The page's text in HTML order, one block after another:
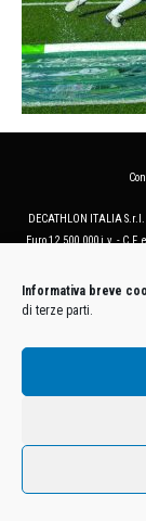
Informativa breve
di terze parti.
DECATHLON ITALIA
Euro 12.500.000 i.v. -
D'Ascq, Francia Le